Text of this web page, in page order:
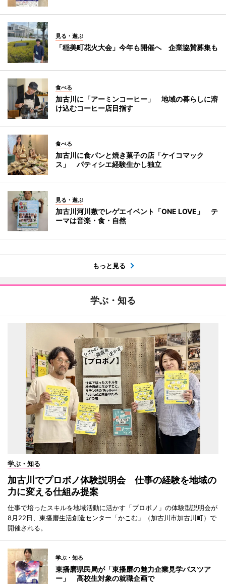
見る・遊ぶ
「稲美町花火大会」今年も開催へ 企業協賛募集も
食べる
加古川に「アーミンコーヒー」 地域の暮らしに溶
け込むコーヒー店目指す
食べる
加古川に食パンと焼き菓子の店「ケイコマック
ス」 パティシエ経験生かし独立
見る・遊ぶ
加古川河川敷でレゲエイベント「ONE LOVE」 テ
ーマは音楽・食・自然
もっと見る
学ぶ・知る
学ぶ・知る
加古川でプロボノ体験説明会 仕事の経験を地域の
力に変える仕組み提案
仕事で培ったスキルを地域活動に活かす「プロボノ」の体験型説明会が
8月22日、東播磨生活創造センター「かこむ」（加古川市加古川町）で
開催される。
学ぶ・知る
東播磨県民局が「東播磨の魅力企業見学バスツア
ー」 高校生対象の就職企画で